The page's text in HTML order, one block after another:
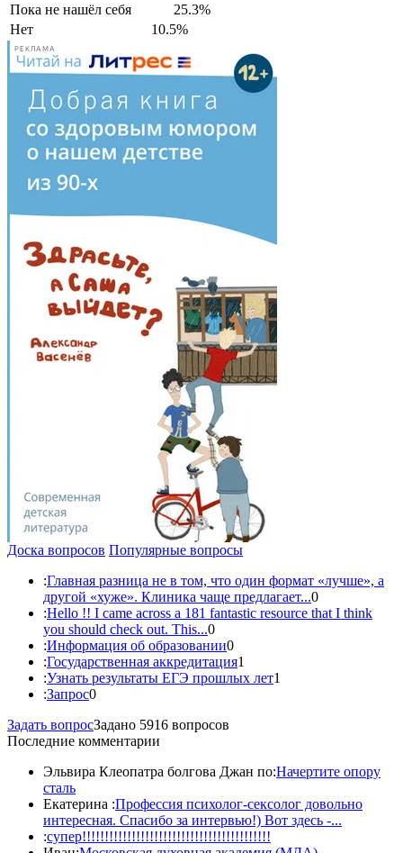
Пока не нашёл себя
25.3%
Нет
10.5%
РЕКЛАМА
Доска вопросов Популярные вопросы
:Главная разница не в том, что один формат «лучше», а
другой «хуже». Клиника чаще предлагает...0
:Hello !! I came across a 181 fantastic resource that I think
you should check out. This...0
:Информация об образовании0
:Государственная аккредитация1
:Узнать результаты ЕГЭ прошлых лет1
:Запрос0
Задать вопросЗадано 5916 вопросов
Последние комментарии
Эльвира Клеопатра болгова Джан по:Начертите опору
сталь
Екатерина :Профессия психолог-сексолог довольно
интересная. Спасибо за интервью!) Вот здесь -...
:супер!!!!!!!!!!!!!!!!!!!!!!!!!!!!!!!!!!!!!!!!!!